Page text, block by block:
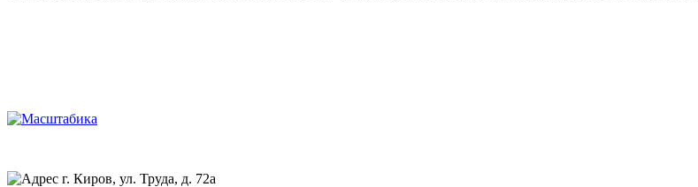
г. Киров, ул. Труда, д. 72а